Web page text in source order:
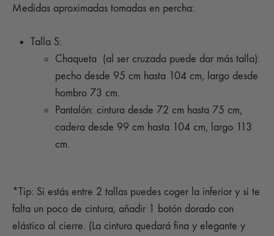
Medidas aproximadas tomadas en percha:
Talla S:
Chaqueta (al ser cruzada puede dar más talla):
pecho desde 95 cm hasta 104 cm, largo desde
hombro 73 cm.
Pantalón: cintura desde 72 cm hasta 75 cm,
cadera desde 99 cm hasta 104 cm, largo 113
cm.
*Tip: Si estás entre 2 tallas puedes coger la inferior y si te
falta un poco de cintura, añadir 1 botón dorado con
elástico al cierre. (La cintura quedará fina y elegante y